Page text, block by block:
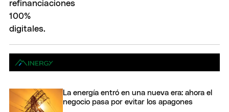
La energía entró en una nueva era: ahora el
negocio pasa por evitar los apagones